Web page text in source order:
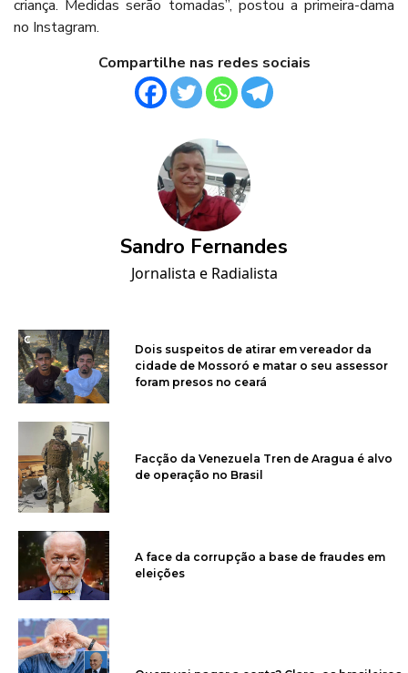
criança. Medidas serão tomadas”, postou a primeira-dama
no Instagram.
Compartilhe nas redes sociais
Sandro Fernandes
Jornalista e Radialista
Dois suspeitos de atirar em vereador da
cidade de Mossoró e matar o seu assessor
foram presos no ceará
Facção da Venezuela Tren de Aragua é alvo
de operação no Brasil
A face da corrupção a base de fraudes em
eleições